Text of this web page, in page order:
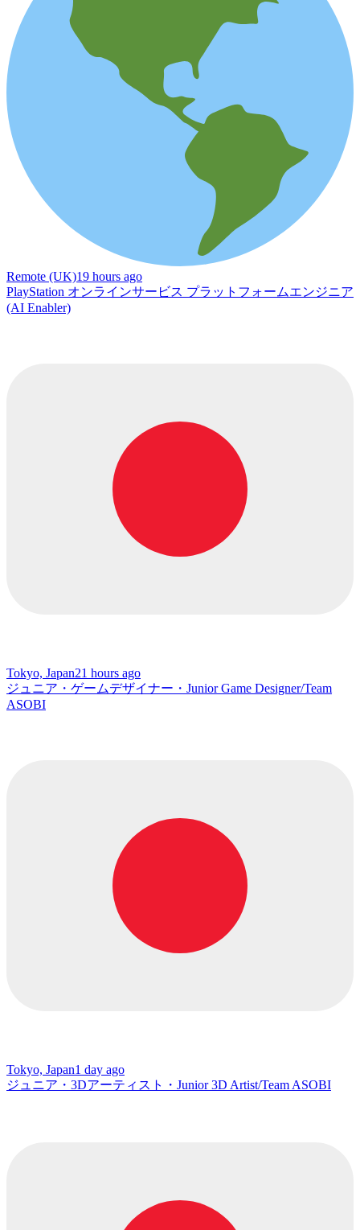
Remote (UK)19 hours ago
PlayStation オンラインサービス プラットフォームエンジニア
(AI Enabler)
Tokyo, Japan21 hours ago
ジュニア・ゲームデザイナー・Junior Game Designer/Team
ASOBI
Tokyo, Japan1 day ago
ジュニア・3Dアーティスト・Junior 3D Artist/Team ASOBI